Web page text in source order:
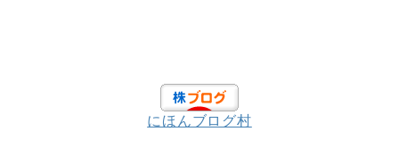
にほんブログ村